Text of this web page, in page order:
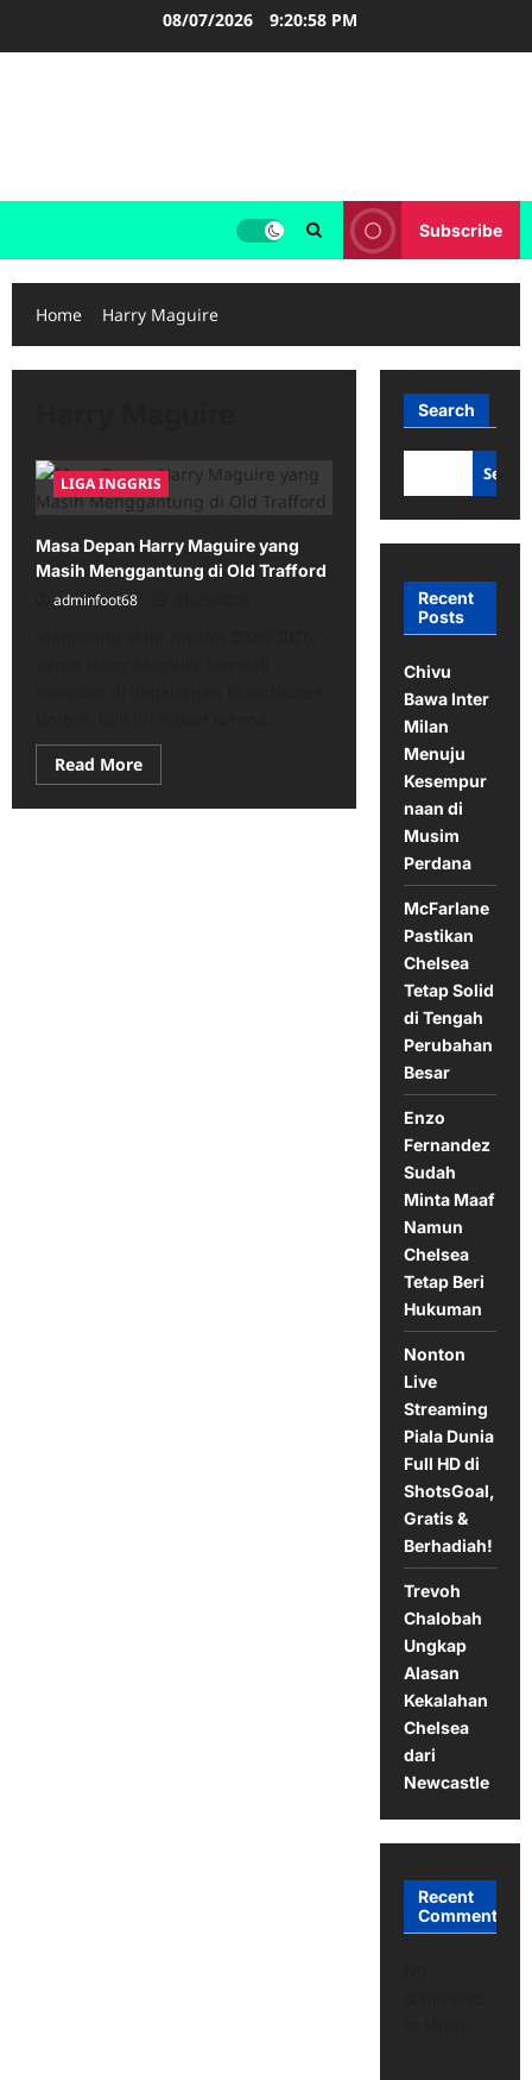
08/07/2026 9:20:58 PM
Subscribe
Home Harry Maguire
LIGA INGGRIS
Masa Depan Harry Maguire yang
Masih Menggantung di Old Trafford
adminfoot68
Read MoreRead
more
Masa
Search
Recent
Posts
Chivu
Bawa Inter
Milan
Menuju
Kesempur
naan di
Musim
Perdana
McFarlane
Pastikan
Chelsea
Tetap Solid
di Tengah
Perubahan
Besar
Enzo
Fernandez
Sudah
Minta Maaf
Namun
Chelsea
Tetap Beri
Hukuman
Nonton
Live
Streaming
Piala Dunia
Full HD di
ShotsGoal,
Gratis &
Berhadiah!
Trevoh
Chalobah
Ungkap
Alasan
Kekalahan
Chelsea
dari
Newcastle
Recent
Comments